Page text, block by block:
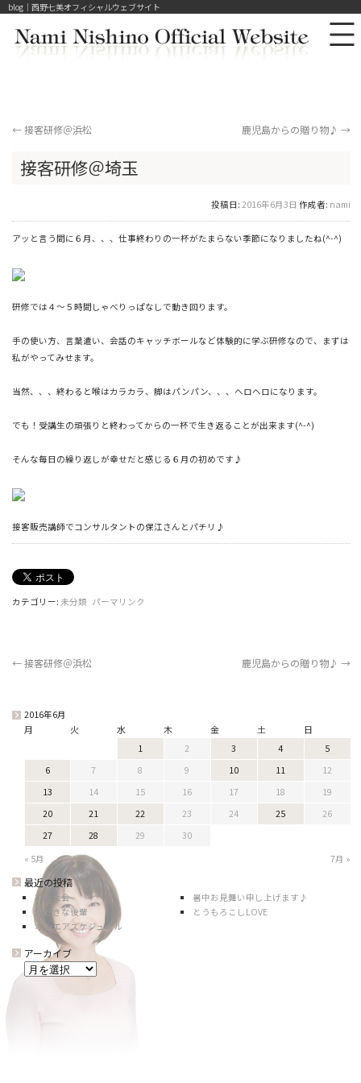
blog｜西野七美オフィシャルウェブサイト
←接客研修＠浜松 鹿児島からの贈り物♪ →
接客研修＠埼玉
投稿日: 2016年6月3日 作成者: nami
アッと言う間に６月、、、仕事終わりの一杯がたまらない季節になりましたね(^-^)
研修では４～５時間しゃべりっぱなしで動き回ります。
手の使い方、言葉遣い、会話のキャッチボールなど体験的に学ぶ研修なので、まずは
私がやってみせます。
当然、、、終わると喉はカラカラ、脚はパンパン、、、ヘロヘロになります。
でも！受講生の頑張りと終わってからの一杯で生き返ることが出来ます(^-^)
そんな毎日の繰り返しが幸せだと感じる６月の初めです♪
接客販売講師でコンサルタントの保江さんとパチリ♪
カテゴリー: 未分類 パーマリンク
←接客研修＠浜松 鹿児島からの贈り物♪ →
2016年6月
月 火 水 木 金 土 日
1 2 3 4
5
6
7 8 9 10 11
12
13
14 15 16 17 18
19
20
21 22 23 24 25
26
27
28 29
30
« 5月
7月 »
最近の投稿
花火大会
暑中お見舞い申し上げます♪
大好きな後輩
とうもろこしLOVE
オンエアスケジュール
アーカイブ
ア